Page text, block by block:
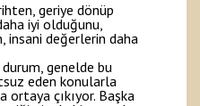
geriye dönüp
iyi olduğunu,
insani değerlerin daha
genelde bu
eden konularla
ortaya çıkıyor. Başka